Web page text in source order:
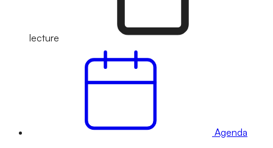
lecture
Agenda